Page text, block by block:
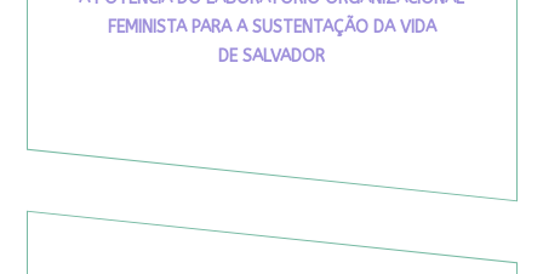
FEMINISTA PARA A SUSTENTAÇÃO DA VIDA
DE SALVADOR